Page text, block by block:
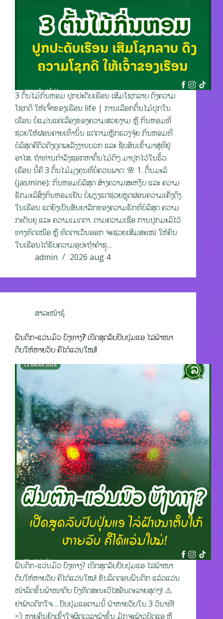
3 ຕົ້ນໄມ້ກິ່ນຫອມ ປູກປະດັບເຮືອນ ເສີມໂຊກລາບ ດຶງຄວາມ
ໂຊກດີ ໃຫ້ເຈົ້າຂອງເຮືອນ life | ການເລືອກຕົ້ນໄມ້ປູກໃນ
ເຮືອນ ບໍ່ແມ່ນແຄ່ເລື່ອງຂອງຄວາມສວຍງາມ ຫຼື ກິ່ນຫອມທີ່
ຊ່ວຍໃຫ້ຜ່ອນຄາຍເທົ່ານັ້ນ ແຕ່ຕາມຫຼັກຮວງຈຸ້ຍ ກິ່ນຫອມທີ່
ບໍລິສຸດຄືຕົວດຶງດູດພະລັງງານບວກ ແລະ ຊັບສິນເຂົ້າມາສູ່ທີ່ຢູ່
ອາໄສ. ຖ້າທ່ານກຳລັງຊອກຫາຕົ້ນໄມ້ດີໆ ມາປູກໄວ້ໃນຮົ້ວ
ເຮືອນ ນີ້ຄື 3 ຕົ້ນໄມ້ມຸງຄຸນທີ່ບໍ່ຄວນພາດ: 🌸 1. ຕົ້ນມະລິ
(jasmine): ກິ່ນຫອມບໍລິສຸດ ສ້າງຄວາມສະຫງົບ ແລະ ຄວາມ
ຮັກມະລິສົ່ງກິ່ນຫອມເຢັນ ບໍ່ພຽງແຕ່ຊ່ວຍຫຼຸດຜ່ອນຄວາມເຄັ່ງຕຶງ
ໃນເຮືອນ ແຕ່ຍັງເປັນສັນຍາລັກຂອງຄວາມຮັກທີ່ບໍລິສຸດ ຄວາມ
ກະຕັນຍູ ແລະ ຄວາມເມດຕາ. ຕາມຄວາມເຊື່ອ ການປູກມະລິໄວ້
ທາງທິດເໜືອ ຫຼື ທິດຕາເວັນອອກ ຈະຊ່ວຍເສີມສະເໜ່ ໃຫ້ຄົນ
ໃນເຮືອນໄດ້ຮັບຄວາມອຸປະຖຳຄຳຊູ…
admin
2026 aug 4
ສາລະໜ້າຮູ້
ຝົນຕົກ-ແວ່ນມົວ ບັງທາງ? ເປີດສູດລັບປັບປຸ່ມແອ ໄລ່ຝ້າໜາ
ຕຶບໃຫ້ຫາຍວັບ ຄືໄດ້ແວ່ນໃໝ່!
ຝົນຕົກ-ແວ່ນມົວ ບັງທາງ? ເປີດສູດລັບປັບປຸ່ມແອ ໄລ່ຝ້າໜາ
ຕຶບໃຫ້ຫາຍວັບ ຄືໄດ້ແວ່ນໃໝ່! ຂັບລົດຕອນຝົນຕົກ ແລ້ວແວ່ນ
ໜ້າລົດຂຶ້ນຝ້າໜາຕຶບ ບັງທັດສະນະວິໄສອັນຕະລາຍສຸດໆ! ⚠️
ຢ່າຟ້າວຕົກໃຈ… ປັບປຸ່ມແອຕາມນີ້ ຝ້າຫາຍວັບໃນ 3 ວິນາທີ!
💨 ຫຼາຍຄົນຍັງເຂົ້າໃຈຜິດເວລາຝ້າຂຶ້ນ ມັກຈະຟ້າວປິດແອ ຫຼື